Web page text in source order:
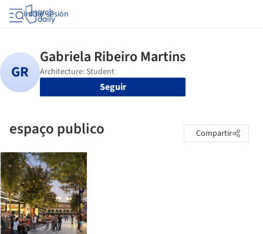
Iniciar sesión
Seguir
espaço publico Compartir